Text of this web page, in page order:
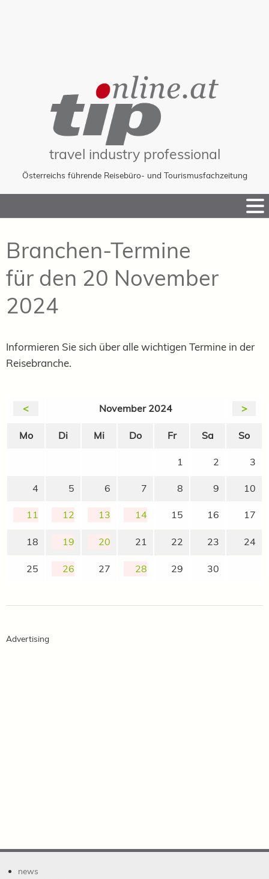
travel industry professional
Österreichs führende Reisebüro- und Tourismusfachzeitung
to
Branchen-Termine
für den 20 November
2024
Informieren Sie sich über alle wichtigen Termine in der
Reisebranche.
< November 2024 >
Mo Di Mi Do Fr Sa So
1 2 3
4 5 6 7 8 9 10
11 12 13 14 15 16 17
18 19 20 21 22 23 24
25 26 27 28 29 30
Advertising
news